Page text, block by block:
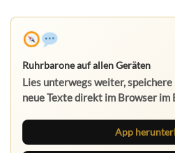
Ruhrbarone auf allen Geräten
Lies unterwegs weiter,
neue Texte direkt im Browser im
App